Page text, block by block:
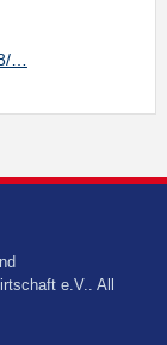
…
e.V.. All